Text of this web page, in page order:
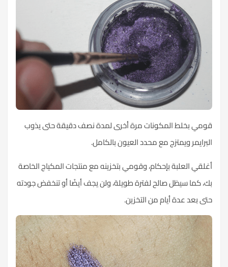
قومي بخلط المكونات مرة أخرى لمدة نصف دقيقة حتى يذوب
البرايمر ويمتزج مع محدد العيون بالكامل.
أغلقي العلبة بإحكام، وقومي بتخزينه مع منتجات المكياج الخاصة
بك، كما سيظل صالح لفترة طويلة، ولن يجف أيضًا أو تنخفض جودته
حتى بعد عدة أيام من التخزين.